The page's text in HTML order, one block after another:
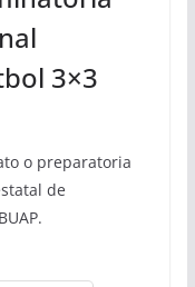
3×3
o preparatoria
de